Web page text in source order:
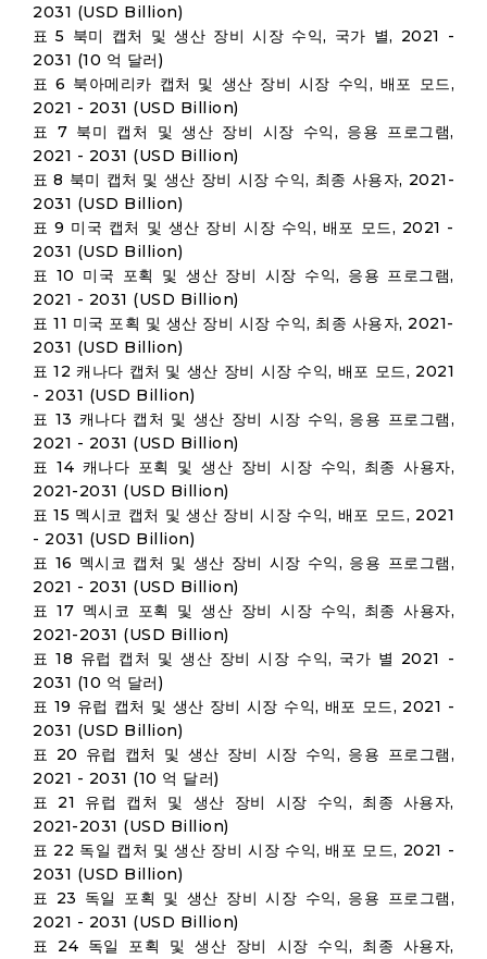
2031 (USD Billion)
표 5 북미 캡처 및 생산 장비 시장 수익, 국가 별, 2021 -
2031 (10 억 달러)
표 6 북아메리카 캡처 및 생산 장비 시장 수익, 배포 모드,
2021 - 2031 (USD Billion)
표 7 북미 캡처 및 생산 장비 시장 수익, 응용 프로그램,
2021 - 2031 (USD Billion)
표 8 북미 캡처 및 생산 장비 시장 수익, 최종 사용자, 2021-
2031 (USD Billion)
표 9 미국 캡처 및 생산 장비 시장 수익, 배포 모드, 2021 -
2031 (USD Billion)
표 10 미국 포획 및 생산 장비 시장 수익, 응용 프로그램,
2021 - 2031 (USD Billion)
표 11 미국 포획 및 생산 장비 시장 수익, 최종 사용자, 2021-
2031 (USD Billion)
표 12 캐나다 캡처 및 생산 장비 시장 수익, 배포 모드, 2021
- 2031 (USD Billion)
표 13 캐나다 캡처 및 생산 장비 시장 수익, 응용 프로그램,
2021 - 2031 (USD Billion)
표 14 캐나다 포획 및 생산 장비 시장 수익, 최종 사용자,
2021-2031 (USD Billion)
표 15 멕시코 캡처 및 생산 장비 시장 수익, 배포 모드, 2021
- 2031 (USD Billion)
표 16 멕시코 캡처 및 생산 장비 시장 수익, 응용 프로그램,
2021 - 2031 (USD Billion)
표 17 멕시코 포획 및 생산 장비 시장 수익, 최종 사용자,
2021-2031 (USD Billion)
표 18 유럽 캡처 및 생산 장비 시장 수익, 국가 별 2021 -
2031 (10 억 달러)
표 19 유럽 캡처 및 생산 장비 시장 수익, 배포 모드, 2021 -
2031 (USD Billion)
표 20 유럽 캡처 및 생산 장비 시장 수익, 응용 프로그램,
2021 - 2031 (10 억 달러)
표 21 유럽 캡처 및 생산 장비 시장 수익, 최종 사용자,
2021-2031 (USD Billion)
표 22 독일 캡처 및 생산 장비 시장 수익, 배포 모드, 2021 -
2031 (USD Billion)
표 23 독일 포획 및 생산 장비 시장 수익, 응용 프로그램,
2021 - 2031 (USD Billion)
표 24 독일 포획 및 생산 장비 시장 수익, 최종 사용자,